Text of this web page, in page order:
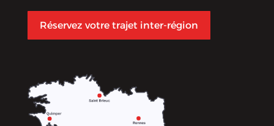
Réservez votre trajet inter-région